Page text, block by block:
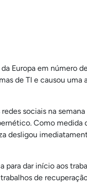
Europa em número
de TI e causou uma
sociais na
Como medida
desligou
dar início aos
de